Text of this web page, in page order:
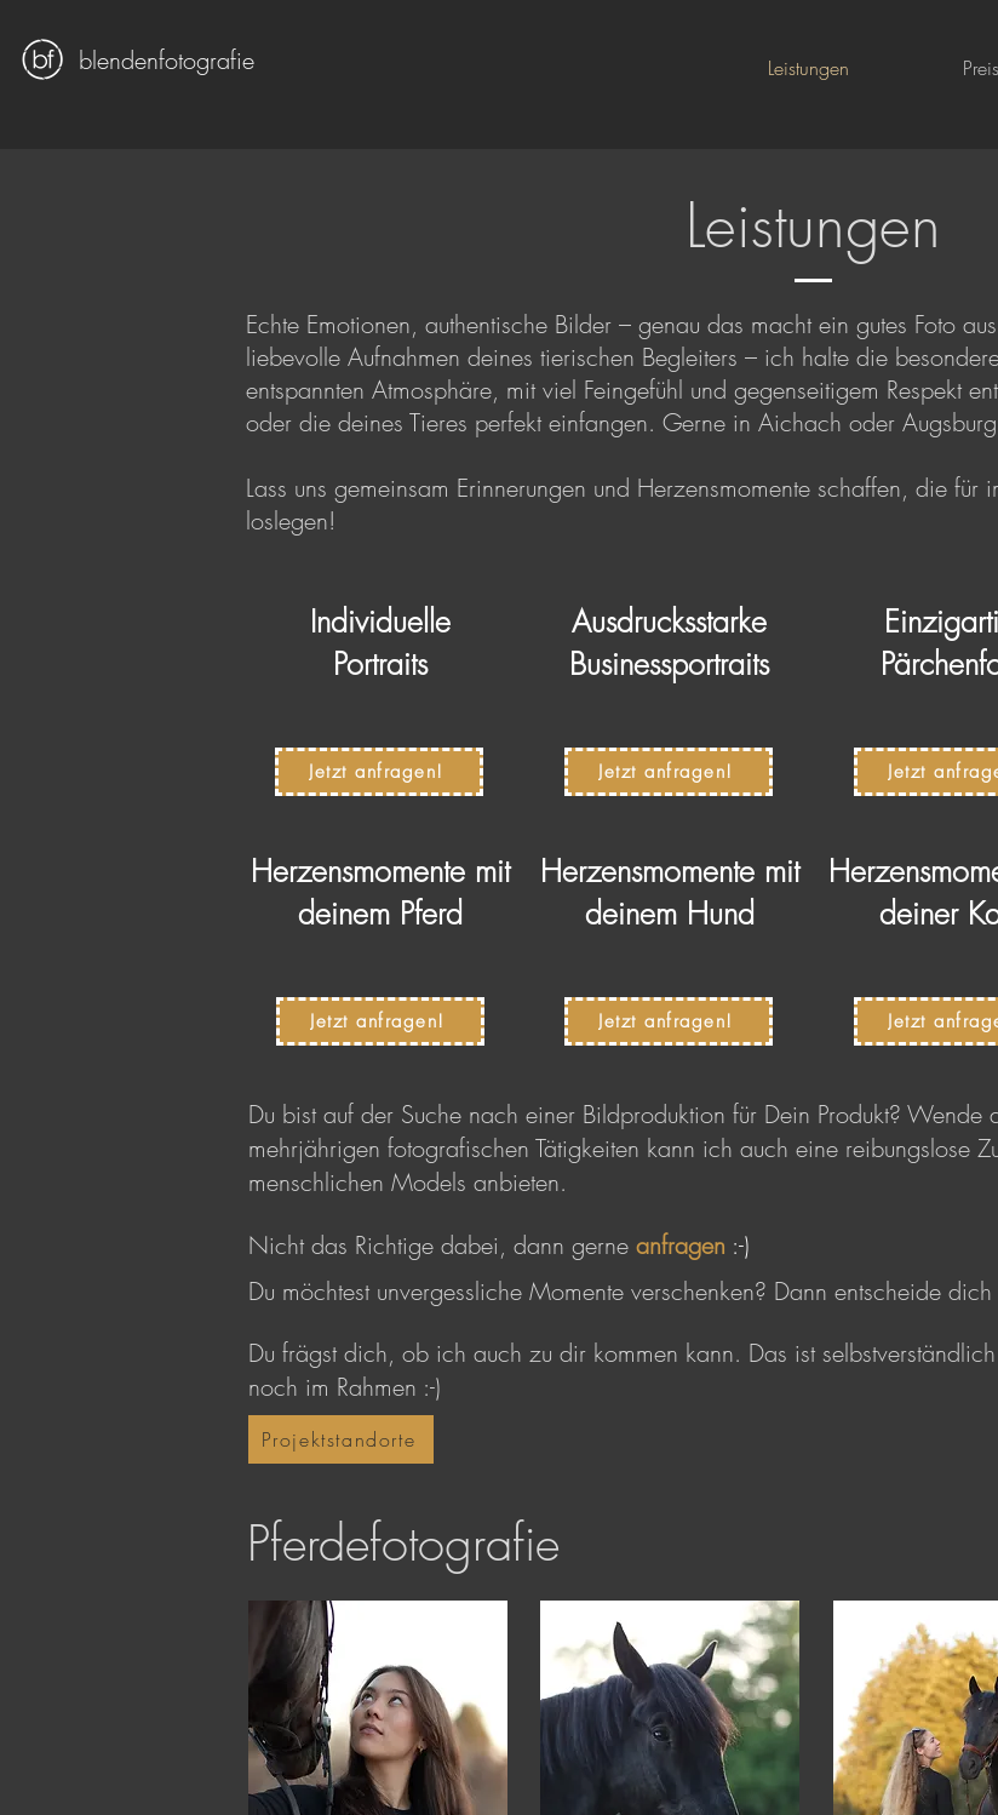
blendenfotografie Leistungen
Leistungen
Echte Emotionen, authentische Bilder – genau das macht ein gutes Foto
liebevolle Aufnahmen deines tierischen Begleiters – ich halte die
entspannten Atmosphäre, mit viel Feingefühl und gegenseitigem Respekt
oder die deines Tieres perfekt einfangen. Gerne in Aichach oder
Lass uns gemeinsam Erinnerungen und Herzensmomente schaffen, die für
loslegen!
Jetzt anfragen!
Individuelle
Portraits
Jetzt anfragen!
Ausdrucksstarke
Businessportraits
Jetzt
Jetzt anfragen!
Herzensmomente mit
deinem Pferd
Jetzt anfragen!
Herzensmomente mit
deinem Hund
Jetzt
deiner
Du bist auf der Suche nach einer Bildproduktion für Dein Produkt?
mehrjährigen fotografischen Tätigkeiten kann ich auch eine reibungslose
menschlichen Models anbieten.
Nicht das Richtige dabei, dann gerne anfragen :-)
Du möchtest unvergessliche Momente verschenken? Dann entscheide
Du frägst dich, ob ich auch zu dir kommen kann. Das ist
noch im Rahmen :-)
Projektstandorte
Pferdefotografie